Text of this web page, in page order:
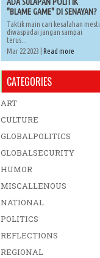
"BLAME GAME" DI SENAYAN?
Taktik main cari kesalahan mesti
diwaspadai jangan sampai
terus...
Mar 22 2023 | Read more
CATEGORIES
ART
CULTURE
GLOBALPOLITICS
GLOBALSECURITY
HUMOR
MISCALLENOUS
NATIONAL
POLITICS
REFLECTIONS
REGIONAL